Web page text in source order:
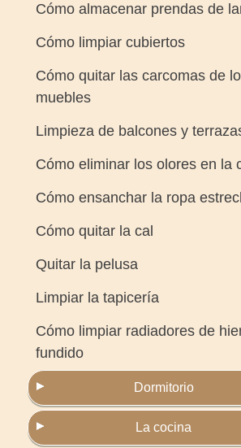
Cómo almacenar prendas de
Cómo limpiar cubiertos
Cómo quitar las carcomas de
muebles
Limpieza de balcones y
Cómo eliminar los olores en la
Cómo ensanchar la ropa
Cómo quitar la cal
Quitar la pelusa
Limpiar la tapicería
Cómo limpiar radiadores de
fundido
Dormitorio
La cocina